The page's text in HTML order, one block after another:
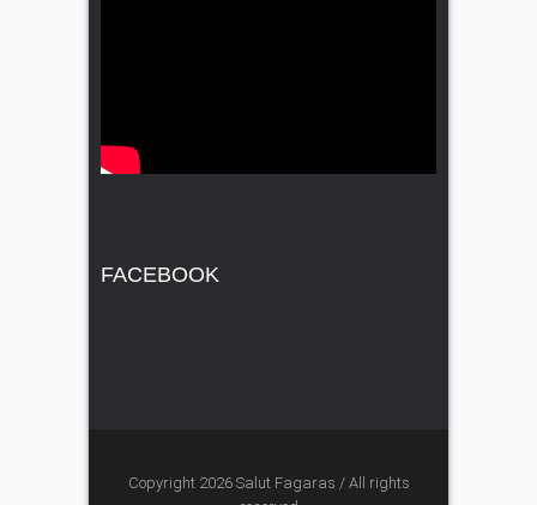
FACEBOOK
Copyright 2026 Salut Fagaras / All rights